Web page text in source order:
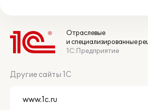
Отраслевые
и специализированные
1С:Предприятие
Другие сайты 1С